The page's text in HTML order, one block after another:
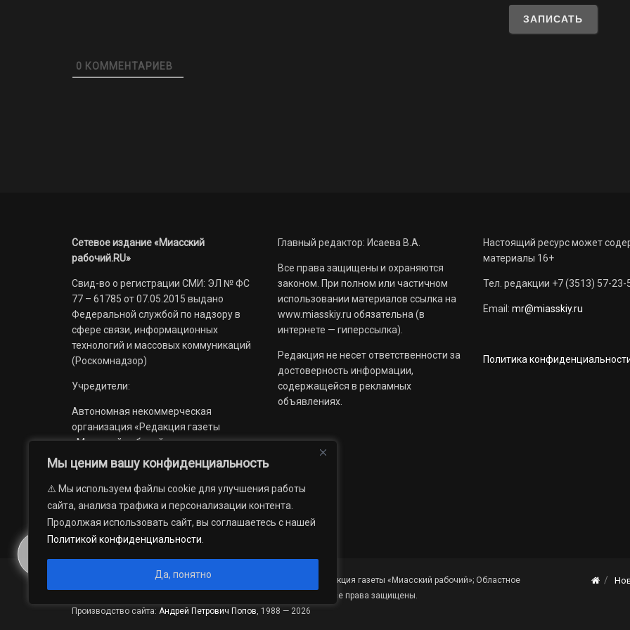
Мы ценим вашу конфиденциальность
⚠️ Мы используем файлы cookie для улучшения работы
сайта, анализа трафика и персонализации контента.
Продолжая использовать сайт, вы соглашаетесь с нашей
Политикой конфиденциальности
Да, понятно
0 КОММЕНТАРИЕВ
Сетевое издание «Миасский
рабочий.RU»
Свид-во о регистрации СМИ: ЭЛ № ФС
77 – 61785 от 07.05.2015 выдано
Федеральной службой по надзору в
сфере связи, информационных
технологий и массовых коммуникаций
(Роскомнадзор)
Учредители:
Автономная некоммерческая
организация «Редакция газеты
«Миасский рабочий»;
Областное государственное
учреждение «Издательский дом
Главный редактор: Исаева В.А.
Все права защищены и охраняются
законом. При полном или частичном
использовании материалов ссылка на
www.miasskiy.ru обязательна (в
интернете — гиперссылка).
Редакция не несет ответственности за
достоверность информации,
содержащейся в рекламных
объявлениях.
Настоящий ресурс может
материалы 16+
Тел. редакции +7 (3513) 57-23-
Email: mr@miasskiy.ru
Политика
© 2012 — 2026. Автономная некоммерческая организация «Редакция газеты «Миасский рабочий»; Областное
государственное учреждение «Издательский дом «Губерния». Все права защищены.
Производство сайта: Андрей Петрович Попов , 1988 — 2026